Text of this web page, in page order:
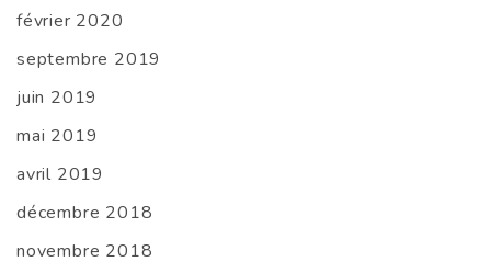
février 2020
septembre 2019
juin 2019
mai 2019
avril 2019
décembre 2018
novembre 2018